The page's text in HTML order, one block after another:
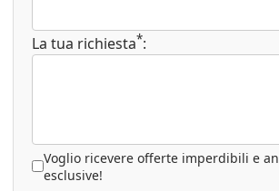
La tua richiesta*:
Voglio ricevere offerte imperdibili e
esclusive!